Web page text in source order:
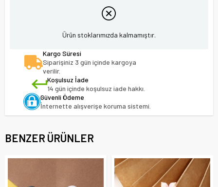
Ürün stoklarımızda kalmamıştır.
Kargo Süresi
Siparişiniz 3 gün içinde kargoya
verilir.
Koşulsuz İade
14 gün içinde koşulsuz iade hakkı.
Güvenli Ödeme
İnternette alışverişe koruma sistemi.
BENZER ÜRÜNLER